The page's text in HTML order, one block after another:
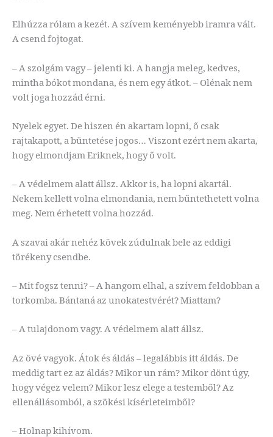
Elhúzza rólam a kezét. A szívem keményebb iramra vált.
A csend fojtogat.
– A szolgám vagy – jelenti ki. A hangja meleg, kedves,
mintha bókot mondana, és nem egy átkot. – Olénak nem
volt joga hozzád érni.
Nyelek egyet. De hiszen én akartam lopni, ő csak
rajtakapott, a büntetése jogos… Viszont ezért nem akarta,
hogy elmondjam Eriknek, hogy ő volt.
– A védelmem alatt állsz. Akkor is, ha lopni akartál.
Nekem kellett volna elmondania, nem bűntethetett volna
meg. Nem érhetett volna hozzád.
A szavai akár nehéz kövek zúdulnak bele az eddigi
törékeny csendbe.
– Mit fogsz tenni? – A hangom elhal, a szívem feldobban a
torkomba. Bántaná az unokatestvérét? Miattam?
– A tulajdonom vagy. A védelmem alatt állsz.
Az övé vagyok. Átok és áldás – legalábbis itt áldás. De
meddig tart ez az áldás? Mikor un rám? Mikor dönt úgy,
hogy végez velem? Mikor lesz elege a testemből? Az
ellenállásomból, a szökési kísérleteimből?
– Holnap kihívom.